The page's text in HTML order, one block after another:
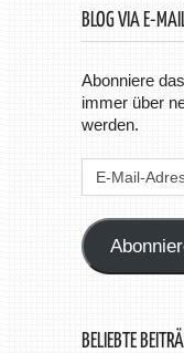
BLOG VIA E-
Abonniere
immer über
werden.
Mail-
BELIEBTE